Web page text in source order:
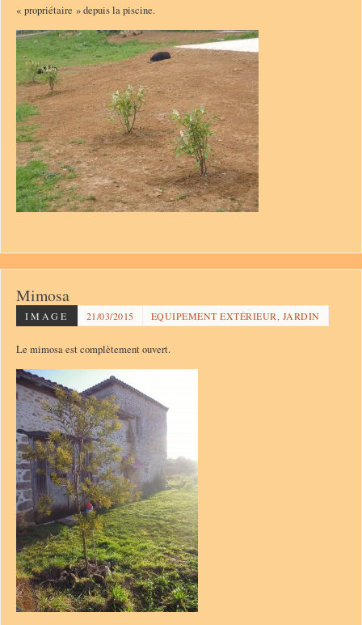
« propriétaire » depuis la piscine.
Mimosa
IMAGE 21/03/2015 EQUIPEMENT EXTÉRIEUR, JARDIN
Le mimosa est complètement ouvert.